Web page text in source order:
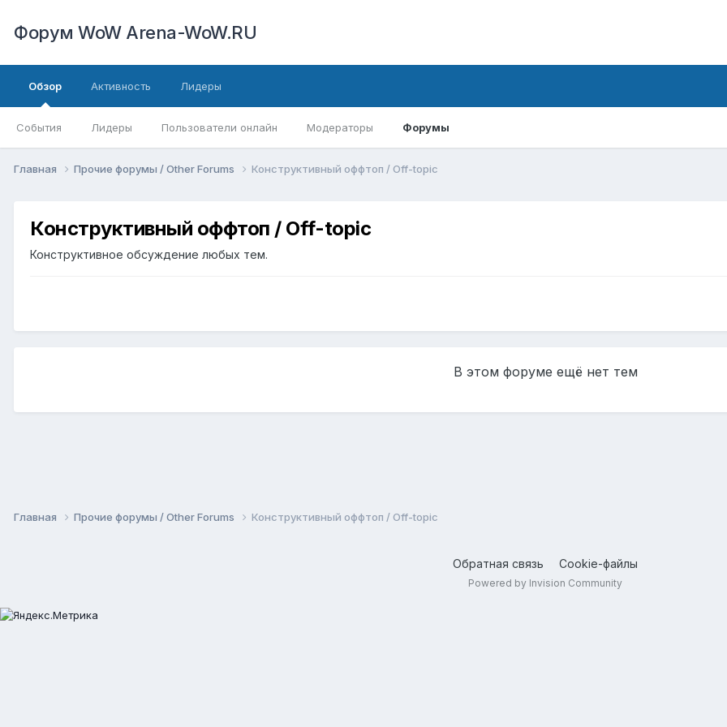
Форум WoW Arena-WoW.RU
Обзор
События Лидеры Пользователи онлайн Модераторы Форумы
Активность Лидеры
Главная Прочие форумы / Other Forums Конструктивный оффтоп / Off-topic
Конструктивный оффтоп / Off-topic
Конструктивное обсуждение любых тем.
В этом форуме ещё нет тем
Главная Прочие форумы / Other Forums Конструктивный оффтоп / Off-topic
Обратная связь Cookie-файлы
Powered by Invision Community